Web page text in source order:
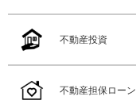
不動産投資
不動産担保ローン